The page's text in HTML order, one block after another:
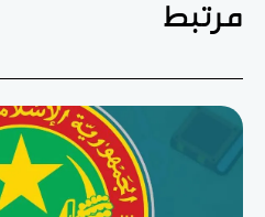
مرتبط